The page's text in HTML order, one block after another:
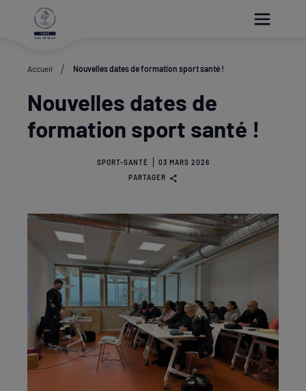
Accueil Nouvelles dates de formation sport santé !
Nouvelles dates de
formation sport santé !
SPORT-SANTÉ
03 MARS 2026
PARTAGER
Paramétrer les cookies